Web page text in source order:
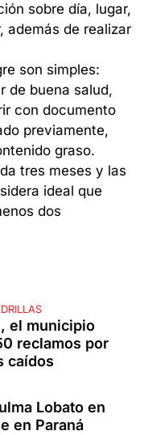
sobre día, lugar,
además de realizar
son simples:
de buena salud,
con documento
previamente,
graso.
tres meses y las
ideal que
dos
el municipio
reclamos por
caídos
Lobato en
en Paraná